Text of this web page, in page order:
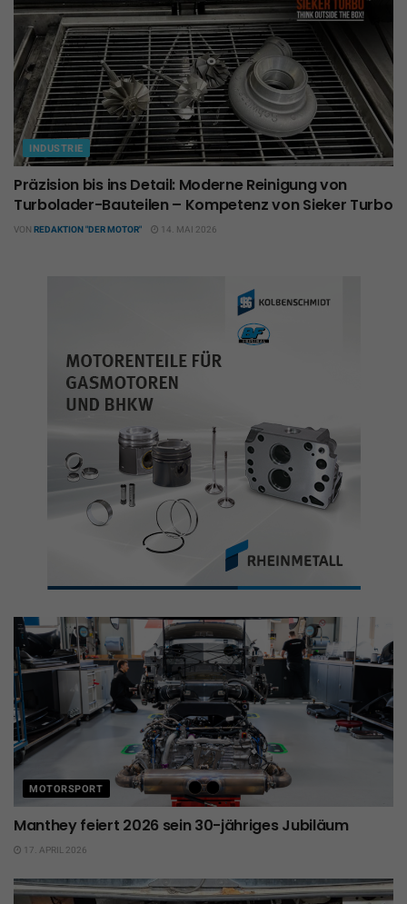
INDUSTRIE
Präzision bis ins Detail: Moderne Reinigung von
Turbolader-Bauteilen – Kompetenz von Sieker Turbo
VON REDAKTION "DER MOTOR" 14. MAI 2026
MOTORSPORT
Manthey feiert 2026 sein 30-jähriges Jubiläum
17. APRIL 2026